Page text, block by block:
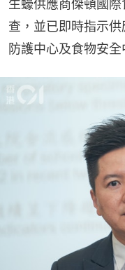
生蠔供應商傑頓國
查，並已即時指示
防護中心及食物安